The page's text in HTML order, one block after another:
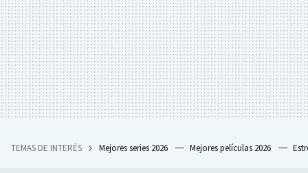
TEMAS DE INTERÉS Mejores series 2026 Mejores películas 2026